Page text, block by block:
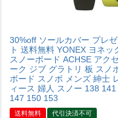
30%off ソールカバー プレ
ト 送料無料 YONEX ヨネッ
スノーボード ACHSE アク
ーク ジブ グラトリ 板 スノ
ボード スノボ メンズ 紳士
ィース 婦人 スノー 138 141
147 150 153
送料無料 代引決済不可